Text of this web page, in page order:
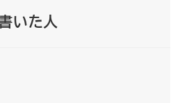
いた人